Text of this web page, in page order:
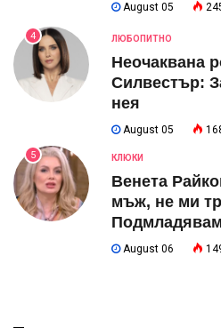
August 05
4 ЛЮБОПИТНО
Неочаквана
Силвестър:
нея
August 05
5 КЛЮКИ
Венета
мъж, не ми
August 06